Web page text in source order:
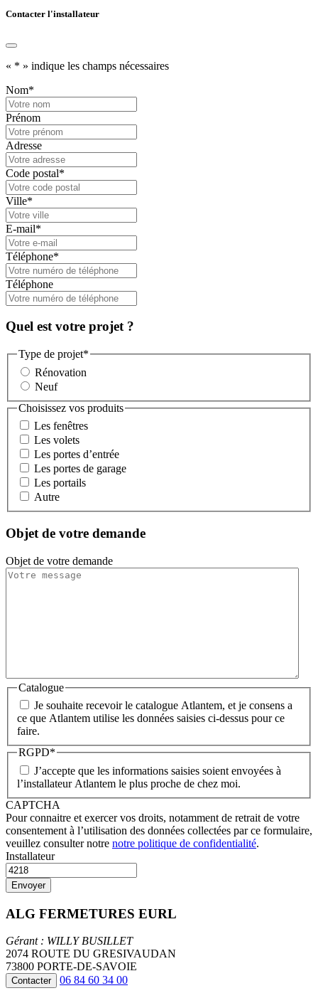
Contacter l'installateur
« * » indique les champs nécessaires
Nom*
Prénom
Adresse
Code postal*
Ville*
E-mail*
Téléphone*
Téléphone
Quel est votre projet ?
Type de projet*
Rénovation
Neuf
Choisissez vos produits
Les fenêtres
Les volets
Les portes d’entrée
Les portes de garage
Les portails
Autre
Objet de votre demande
Objet de votre demande
Catalogue
Je souhaite recevoir le catalogue Atlantem, et je consens a
ce que Atlantem utilise les données saisies ci-dessus pour ce
faire.
RGPD*
J’accepte que les informations saisies soient envoyées à
l’installateur Atlantem le plus proche de chez moi.
CAPTCHA
Pour connaitre et exercer vos droits, notamment de retrait de votre
consentement à l’utilisation des données collectées par ce formulaire,
veuillez consulter notre notre politique de confidentialité.
Installateur
ALG FERMETURES EURL
Gérant : WILLY BUSILLET
2074 ROUTE DU GRESIVAUDAN
73800 PORTE-DE-SAVOIE
Contacter 06 84 60 34 00